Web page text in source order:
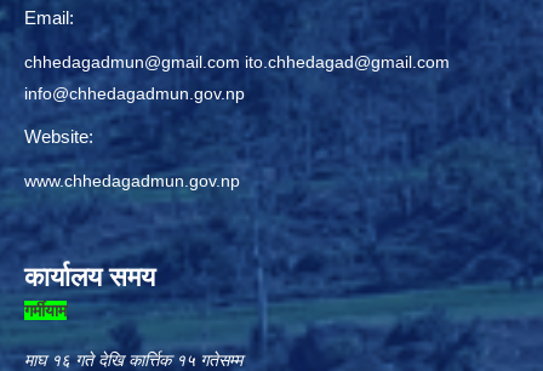
Email:
chhedagadmun@gmail.com ito.chhedagad@gmail.com
info@chhedagadmun.gov.np
Website:
www.chhedagadmun.gov.np
कार्यालय समय
गर्मीयाम
माघ १६ गते देखि कार्त्तिक १५ गतेसम्म